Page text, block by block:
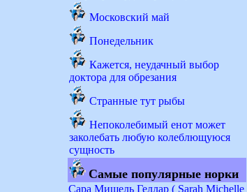
Московский май
Понедельник
Кажется, неудачный выбор
доктора для обрезания
Странные тут рыбы
Непоколебимый енот может
заколебать любую колеблющуюся
сущность
Самые популярные норки
Сара Мишель Геллар ( Sarah Michelle